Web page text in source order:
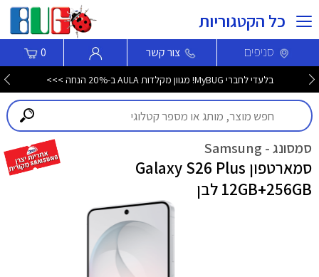
כל הקטגוריות
סניפים צור קשר 0
מגוון מוצרי חשמל במחירים משתלמים >>
סמסונג - Samsung
סמארטפון Galaxy S26 Plus
12GB+256GB לבן